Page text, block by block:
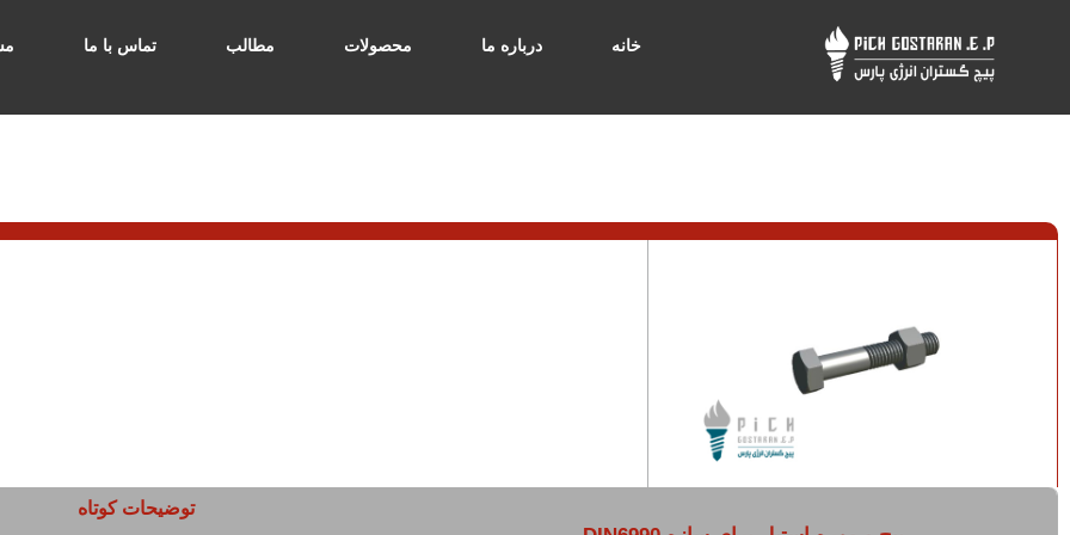
خانه درباره ما محصولات مطالب تماس با ما
توضیحات کوتاه